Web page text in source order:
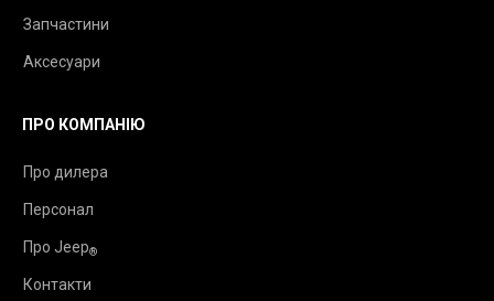
Запчастини
Аксесуари
ПРО КОМПАНІЮ
Про дилера
Персонал
Про Jeep®
Контакти